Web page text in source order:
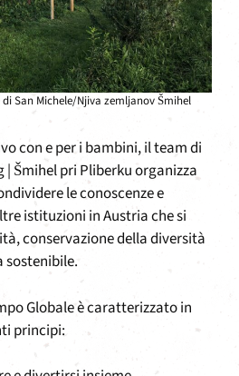
San Michele/Njiva zemljanov Šmihel
con e per i bambini, il team di
| Šmihel pri Pliberku organizza
le conoscenze e
istituzioni in Austria che si
conservazione della diversità
Globale è caratterizzato in
principi: